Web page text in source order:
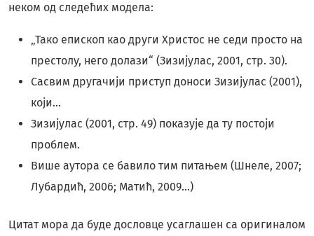
неком од следећих модела:
„Тако епископ као други Христос не седи просто на
престолу, него долази“ (Зизијулас, 2001, стр. 30).
Сасвим другачији приступ доноси Зизијулас (2001),
који...
Зизијулас (2001, стр. 49) показује да ту постоји
проблем.
Више аутора се бавило тим питањем (Шнеле, 2007;
Лубардић, 2006; Матић, 2009...)
Цитат мора да буде дословце усаглашен са оригиналом